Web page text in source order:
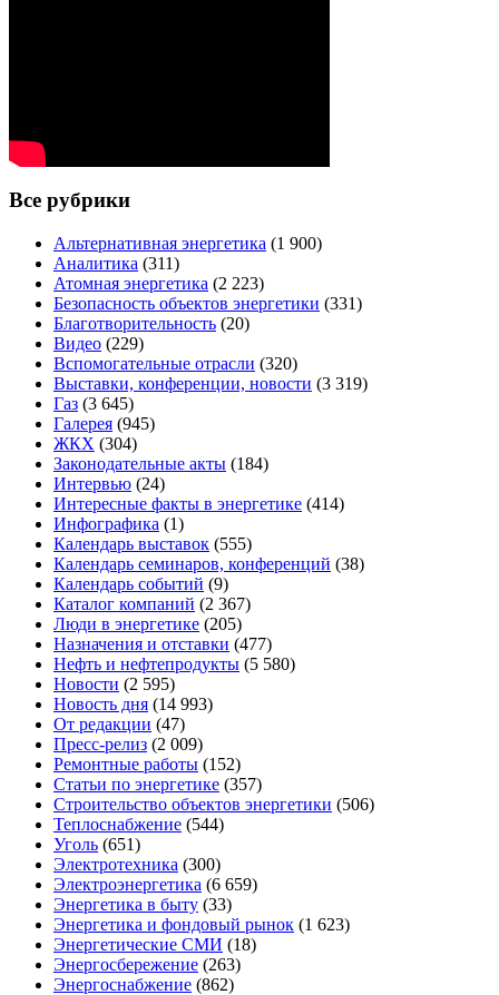
Все рубрики
Альтернативная энергетика (1 900)
Аналитика (311)
Атомная энергетика (2 223)
Безопасность объектов энергетики (331)
Благотворительность (20)
Видео (229)
Вспомогательные отрасли (320)
Выставки, конференции, новости (3 319)
Газ (3 645)
Галерея (945)
ЖКХ (304)
Законодательные акты (184)
Интервью (24)
Интересные факты в энергетике (414)
Инфографика (1)
Календарь выставок (555)
Календарь семинаров, конференций (38)
Календарь событий (9)
Каталог компаний (2 367)
Люди в энергетике (205)
Назначения и отставки (477)
Нефть и нефтепродукты (5 580)
Новости (2 595)
Новость дня (14 993)
От редакции (47)
Пресс-релиз (2 009)
Ремонтные работы (152)
Статьи по энергетике (357)
Строительство объектов энергетики (506)
Теплоснабжение (544)
Уголь (651)
Электротехника (300)
Электроэнергетика (6 659)
Энергетика в быту (33)
Энергетика и фондовый рынок (1 623)
Энергетические СМИ (18)
Энергосбережение (263)
Энергоснабжение (862)